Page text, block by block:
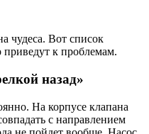
чудеса. Вот список
к проблемам.
назад»
На корпусе клапана
с направлением